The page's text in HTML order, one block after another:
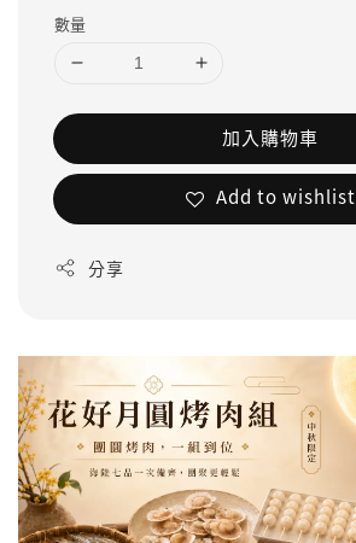
數量
加入購物車
Add to wishlist
分享